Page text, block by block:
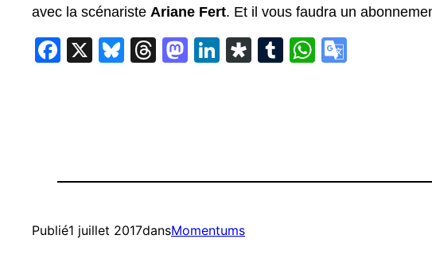
avec la scénariste Ariane Fert. Et il vous faudra un
Facebook
X Bluesky
Threads
Mastodon
LinkedIn
Diaspora
TumblrWhatsApp
Publié1 juillet 2017dansMomentums